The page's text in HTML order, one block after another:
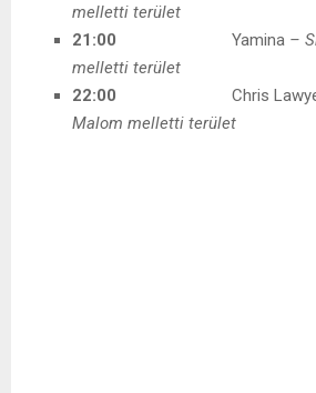
melletti terület
21:00 Yamina –
melletti terület
22:00 Chris
Malom melletti terület